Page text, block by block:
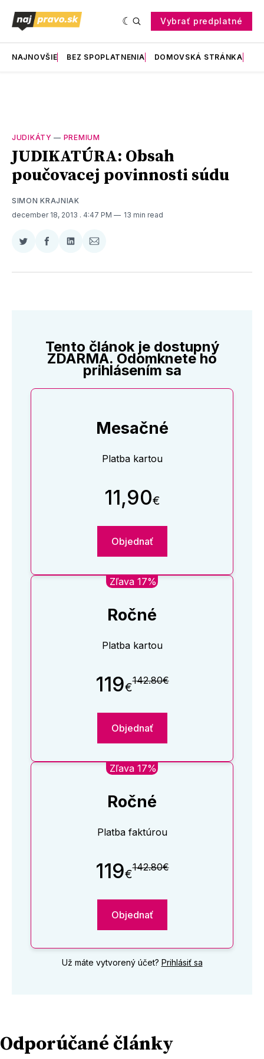
Vybrať predplatné
NAJNOVŠIE BEZ SPOPLATNENIA DOMOVSKÁ STRÁNKA
JUDIKÁTY — PREMIUM
JUDIKATÚRA: Obsah
poučovacej povinnosti súdu
SIMON KRAJNIAK
december 18, 2013 . 4:47 PM 13 min read
Zdieľať
Twitter
Zdieľať
Facebooku
Zdieľať
LinkedIne
Zdieľať
E-
Tento článok je dostupný
ZDARMA. Odomknete ho
prihlásením sa
Mesačné
Platba kartou
11,90€
Objednať
Zľava 17%
Ročné
Platba kartou
119€142.80€
Objednať
Zľava 17%
Ročné
Platba faktúrou
119€142.80€
Objednať
Už máte vytvorený účet? Prihlásiť sa
Odporúčané články